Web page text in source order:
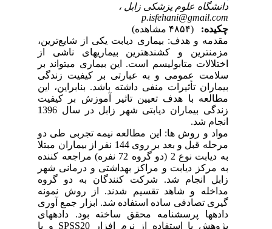
دانشگاه علوم پزشکی زابل ،
p.isfehani@gmail.com
چکیده:
مقدمه و هدف: بیماری دیابت یکی از شایع‌ترین،
مزمن­ترین و کشنده­ترین بیماری­های ناشی از
اختلالات متابولیسم است. این بیماری می­تواند بر
سلامت عمومی و به عبارتی بر کیفیت زندگی
بیماران تأثیرات منفی داشته باشد. بنابراین، این
مطالعه با هدف تعیین تاثیر آموزش بر کیفیت
زندگی بیماران دیابتی شهر زابل در سال 1396
انجام شد.
مواد و روش ها: این مطالعه نیمه تجربی طی دو
مرحله قبل و بعد بر روی 144 نفر از بیماران مبتلا
به دیابت نوع 2 (دو گروه 72 نفره) مراجعه کننده
به مرکز دیابت و مراکز بهداشتی و درمانی شهر
زابل انجام شد. شرکت کنندگان به دو گروه
مداخله و شاهد تقسیم شدند. از روش نمونه
گیری تصادفی ساده استفاده شد. ابزار جمع آوری
داده­ها پرسشنامه محقق ساخته بود. داده­های
پژوهش با استفاده از نرم افزار SPSS20 و با